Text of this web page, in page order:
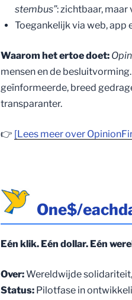
stembus”: zichtbaar,
Toegankelijk via web, app
Waarom het ertoe doet:
mensen en de
geïnformeerde, breed
transparanter.
👉 [Lees meer over
One$/
Eén klik. Eén dollar. Eén
Over:Wereldwijde
Status:Pilotfase in